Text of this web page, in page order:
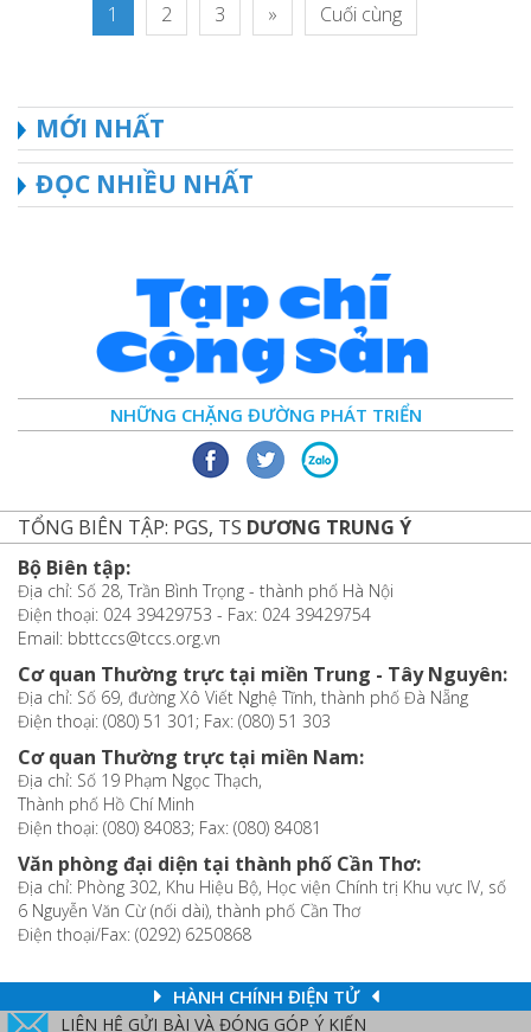
1 2 3 » Cuối cùng
MỚI NHẤT
ĐỌC NHIỀU NHẤT
NHỮNG CHẶNG ĐƯỜNG PHÁT TRIỂN
TỔNG BIÊN TẬP: PGS, TS DƯƠNG TRUNG Ý
Bộ Biên tập:
Địa chỉ: Số 28, Trần Bình Trọng - thành phố Hà Nội
Điện thoại: 024 39429753 - Fax: 024 39429754
Email: bbttccs@tccs.org.vn
Cơ quan Thường trực tại miền Trung - Tây Nguyên:
Địa chỉ: Số 69, đường Xô Viết Nghệ Tĩnh, thành phố Đà Nẵng
Điện thoại: (080) 51 301; Fax: (080) 51 303
Cơ quan Thường trực tại miền Nam:
Địa chỉ: Số 19 Phạm Ngọc Thạch,
Thành phố Hồ Chí Minh
Điện thoại: (080) 84083; Fax: (080) 84081
Văn phòng đại diện tại thành phố Cần Thơ:
Địa chỉ: Phòng 302, Khu Hiệu Bộ, Học viện Chính trị Khu vực IV, số
6 Nguyễn Văn Cừ (nối dài), thành phố Cần Thơ
Điện thoại/Fax: (0292) 6250868
HÀNH CHÍNH ĐIỆN TỬ
LIÊN HỆ GỬI BÀI VÀ ĐÓNG GÓP Ý KIẾN